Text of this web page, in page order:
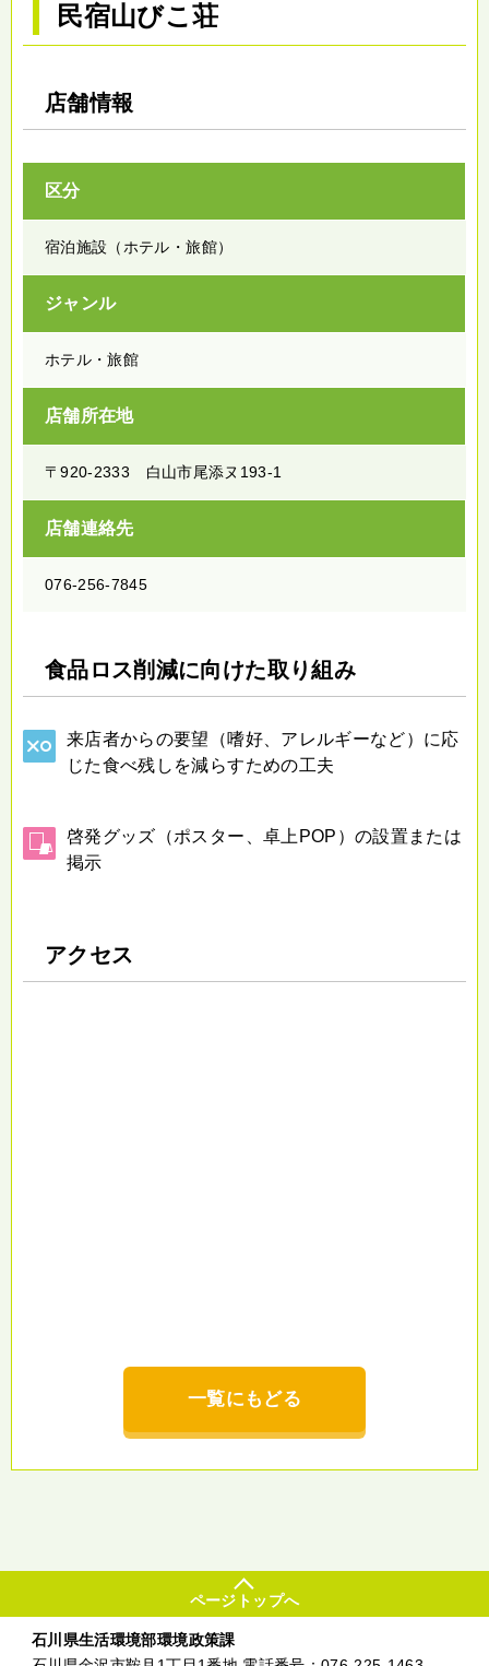
民宿山びこ荘
店舗情報
区分
宿泊施設（ホテル・旅館）
ジャンル
ホテル・旅館
店舗所在地
〒920-2333 白山市尾添ヌ193-1
店舗連絡先
076-256-7845
食品ロス削減に向けた取り組み
来店者からの要望（嗜好、アレルギーなど）に応
じた食べ残しを減らすための工夫
啓発グッズ（ポスター、卓上POP）の設置または
掲示
アクセス
一覧にもどる
ページトップへ
石川県生活環境部環境政策課